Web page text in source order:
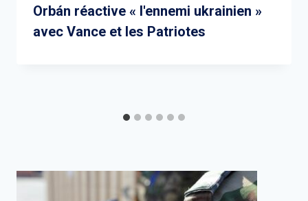
Orbán réactive « l'ennemi ukrainien »
avec Vance et les Patriotes